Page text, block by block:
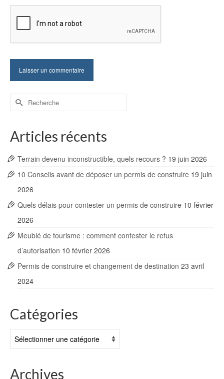
Rechercher :
Articles récents
Terrain devenu inconstructible, quels recours ? 19 juin 2026
10 Conseils avant de déposer un permis de construire 19 juin
2026
Quels délais pour contester un permis de construire 10 février
2026
Meublé de tourisme : comment contester le refus
d’autorisation 10 février 2026
Permis de construire et changement de destination 23 avril
2024
Catégories
Archives